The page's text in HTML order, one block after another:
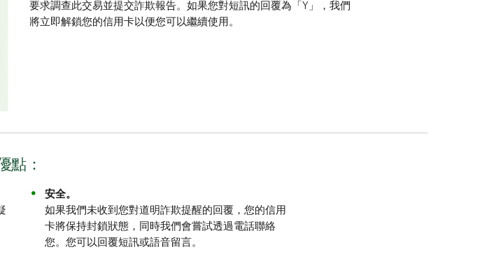
要求調查此交易並提交詐欺報告。如果您對短訊的回覆為「Y」，我們
將立即解鎖您的信用卡以便您可以繼續使用。
點：
安全。
如果我們未收到您對道明詐欺提醒的回覆，您的信用
卡將保持封鎖狀態，同時我們會嘗試透過電話聯絡
您。您可以回覆短訊或語音留言。